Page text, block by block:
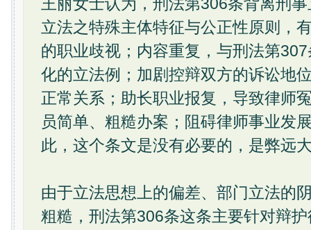
立法之特殊主体特征与公正性原则，
的职业歧视；内容重复，与刑法第
化的立法例；加剧控辩双方的诉讼地
正常关系；助长职业报复，导致律师
员简单、粗糙办案；阻碍律师事业发
此，这个条文是没有必要的，是弊远
由于立法思想上的偏差、部门立法的
粗糙，刑法第306条这条主要针对辩